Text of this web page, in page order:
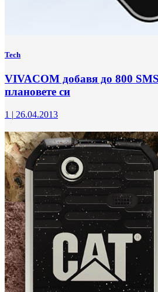
Tech
VIVACOM добавя до 800
плановете си
1 | 26.04.2013